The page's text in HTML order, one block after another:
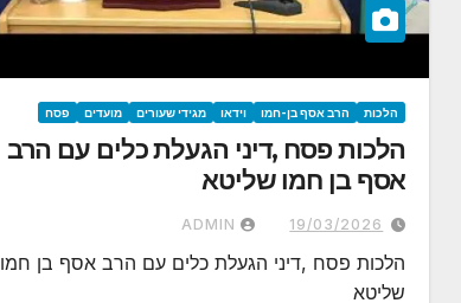
הלכות הרב אסף בן-חמו וידאו מגידי שעורים מועדים פסח
הלכות פסח ,דיני הגעלת כלים עם הרב
אסף בן חמו שליטא
19/03/2026
ADMIN
הלכות פסח ,דיני הגעלת כלים עם הרב אסף בן חמו
שליטא